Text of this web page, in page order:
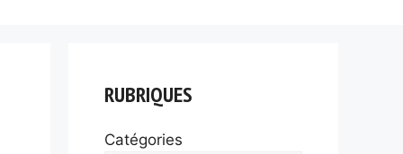
RUBRIQUES
Catégories